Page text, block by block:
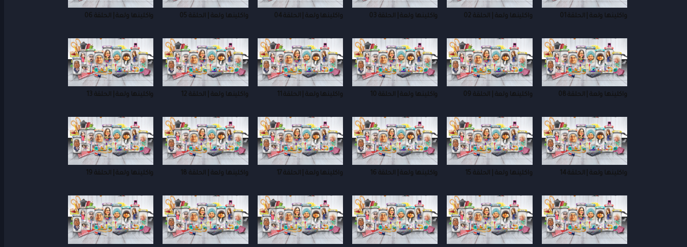
واكلينها ولعة | الحلقة 01 واكلينها ولعة | الحلقة 02 واكلينها ولعة | الحلقة 03 واكلينها ولعة | الحلقة 04 واكلينها ولعة | الحلقة 05 واكلينها ولعة | الحلقة 06
واكلينها ولعة | الحلقة 08 واكلينها ولعة | الحلقة 09 واكلينها ولعة | الحلقة 10 واكلينها ولعة | الحلقة 11 واكلينها ولعة | الحلقة 12 واكلينها ولعة | الحلقة 13
واكلينها ولعة | الحلقة 14 واكلينها ولعة | الحلقة 15 واكلينها ولعة | الحلقة 16 واكلينها ولعة | الحلقة 17 واكلينها ولعة | الحلقة 18 واكلينها ولعة | الحلقة 19